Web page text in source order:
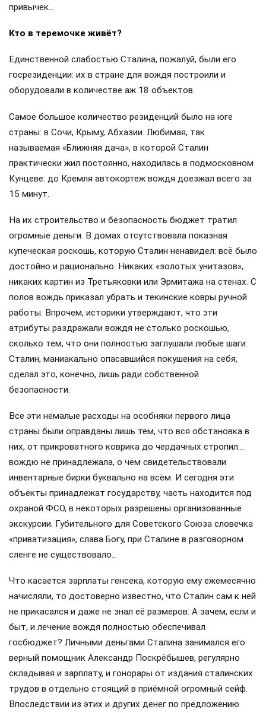
привычек…
Кто в теремочке живёт?
Единственной слабостью Сталина, пожалуй, были его
госрезиденции: их в стране для вождя построили и
оборудовали в количестве аж 18 объектов.
Самое большое количество резиденций было на юге
страны: в Сочи, Крыму, Абхазии. Любимая, так
называемая «Ближняя дача», в которой Сталин
практически жил постоянно, находилась в подмосковном
Кунцеве: до Кремля автокортеж вождя доезжал всего за
15 минут.
На их строительство и безопасность бюджет тратил
огромные деньги. В домах отсутствовала показная
купеческая роскошь, которую Сталин ненавидел: всё было
достойно и рационально. Никаких «золотых унитазов»,
никаких картин из Третьяковки или Эрмитажа на стенах. С
полов вождь приказал убрать и текинские ковры ручной
работы. Впрочем, историки утверждают, что эти
атрибуты раздражали вождя не столько роскошью,
сколько тем, что они полностью заглушали любые шаги.
Сталин, маниакально опасавшийся покушения на себя,
сделал это, конечно, лишь ради собственной
безопасности.
Все эти немалые расходы на особняки первого лица
страны были оправданы лишь тем, что вся обстановка в
них, от прикроватного коврика до чердачных стропил…
вождю не принадлежала, о чём свидетельствовали
инвентарные бирки буквально на всём. И сегодня эти
объекты принадлежат государству, часть находится под
охраной ФСО, в некоторых разрешены организованные
экскурсии. Губительного для Советского Союза словечка
«приватизация», слава Богу, при Сталине в разговорном
сленге не существовало…
Что касается зарплаты генсека, которую ему ежемесячно
начисляли, то достоверно известно, что Сталин сам к ней
не прикасался и даже не знал её размеров. А зачем, если и
быт, и лечение вождя полностью обеспечивал
госбюджет? Личными деньгами Сталина занимался его
верный помощник Александр Поскрёбышев, регулярно
складывая и зарплату, и гонорары от издания сталинских
трудов в отдельно стоящий в приёмной огромный сейф.
Впоследствии из этих и других денег по предложению